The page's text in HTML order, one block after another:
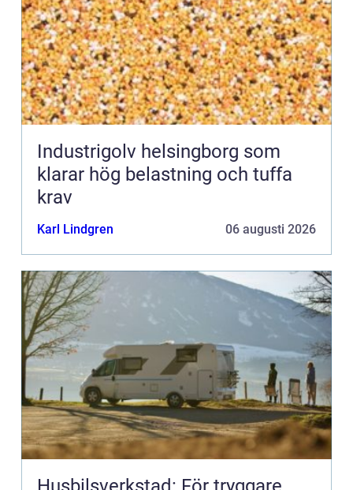
Industrigolv helsingborg som
klarar hög belastning och tuffa
krav
Karl Lindgren 06 augusti 2026